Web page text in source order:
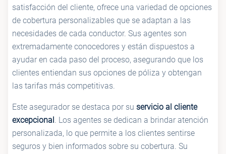
satisfacción del cliente, ofrece una variedad de opciones
de cobertura personalizables que se adaptan a las
necesidades de cada conductor. Sus agentes son
extremadamente conocedores y están dispuestos a
ayudar en cada paso del proceso, asegurando que los
clientes entiendan sus opciones de póliza y obtengan
las tarifas más competitivas.
Este asegurador se destaca por su servicio al cliente
excepcional . Los agentes se dedican a brindar atención
personalizada, lo que permite a los clientes sentirse
seguros y bien informados sobre su cobertura. Su